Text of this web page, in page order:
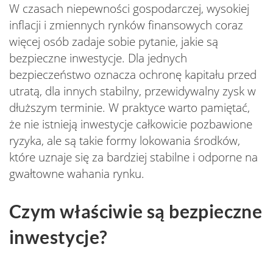
W czasach niepewności gospodarczej, wysokiej
inflacji i zmiennych rynków finansowych coraz
więcej osób zadaje sobie pytanie, jakie są
bezpieczne inwestycje. Dla jednych
bezpieczeństwo oznacza ochronę kapitału przed
utratą, dla innych stabilny, przewidywalny zysk w
dłuższym terminie. W praktyce warto pamiętać,
że nie istnieją inwestycje całkowicie pozbawione
ryzyka, ale są takie formy lokowania środków,
które uznaje się za bardziej stabilne i odporne na
gwałtowne wahania rynku.
Czym właściwie są bezpieczne
inwestycje?